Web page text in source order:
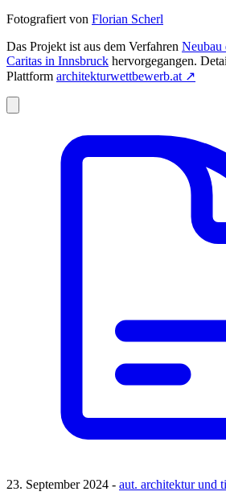
Fotografiert von Florian Scherl
Das Projekt ist aus dem Verfahren Neubau
Caritas in Innsbruck hervorgegangen.
Plattform architekturwettbewerb.at ↗
23. September 2024 - aut. architektur und